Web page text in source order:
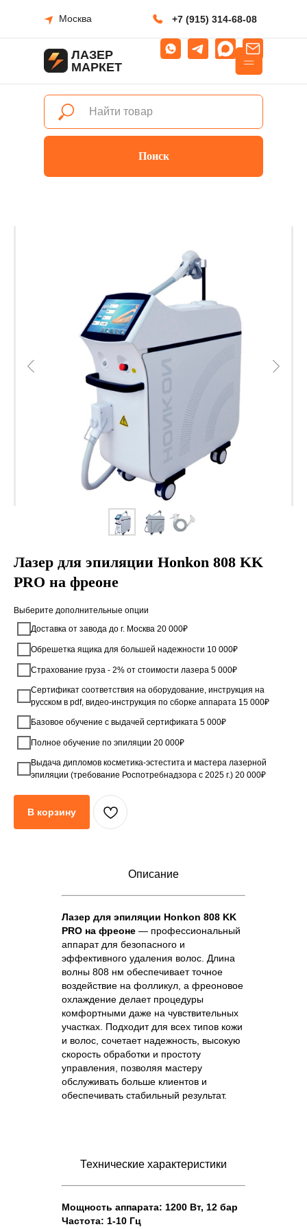
Поиск
ЛАЗЕР
МАРКЕТ
Москва +7 (915) 314-68-08
Лазер для эпиляции Honkon 808 KK
PRO на фреоне
Выберите дополнительные опции
Доставка от завода до г. Москва 20 000₽
Обрешетка ящика для большей надежности 10 000₽
Страхование груза - 2% от стоимости лазера 5 000₽
Сертификат соответствия на оборудование, инструкция на
русском в pdf, видео-инструкция по сборке аппарата 15 000₽
Базовое обучение с выдачей сертификата 5 000₽
Полное обучение по эпиляции 20 000₽
Выдача дипломов косметика-эстестита и мастера лазерной
эпиляции (требование Роспотребнадзора с 2025 г.) 20 000₽
В корзину
Описание
Лазер для эпиляции Honkon 808 KK
PRO на фреоне— профессиональный
аппарат для безопасного и
эффективного удаления волос. Длина
волны 808 нм обеспечивает точное
воздействие на фолликул, а фреоновое
охлаждение делает процедуры
комфортными даже на чувствительных
участках. Подходит для всех типов кожи
и волос, сочетает надежность, высокую
скорость обработки и простоту
управления, позволяя мастеру
обслуживать больше клиентов и
обеспечивать стабильный результат.
Технические характеристики
Мощность аппарата: 1200 Вт, 12 бар
Частота: 1-10 Гц